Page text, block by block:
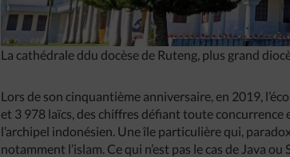
La cathédrale ddu docèse de Ruteng, plus grand
Lors de son cinquantième anniversaire, en 2019,
et 3 978 laïcs, des chiffres défiant toute concurrence
l’archipel indonésien. Une île particulière qui,
notamment l’islam. Ce qui n’est pas le cas de Java